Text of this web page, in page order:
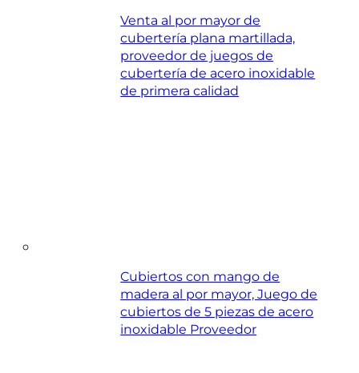
Venta al por mayor de
cubertería plana martillada,
proveedor de juegos de
cubertería de acero inoxidable
de primera calidad
Cubiertos con mango de
madera al por mayor, Juego de
cubiertos de 5 piezas de acero
inoxidable Proveedor